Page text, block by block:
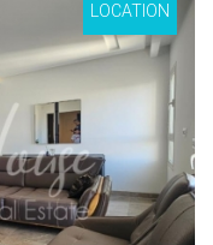
séchoirs , et une
et salle de
une salle de
en Split et du
au sous_sol
LOCATION